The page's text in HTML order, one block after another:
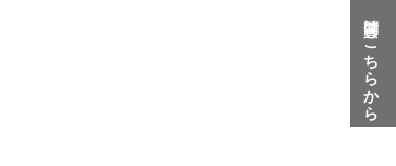
質問はこちらから